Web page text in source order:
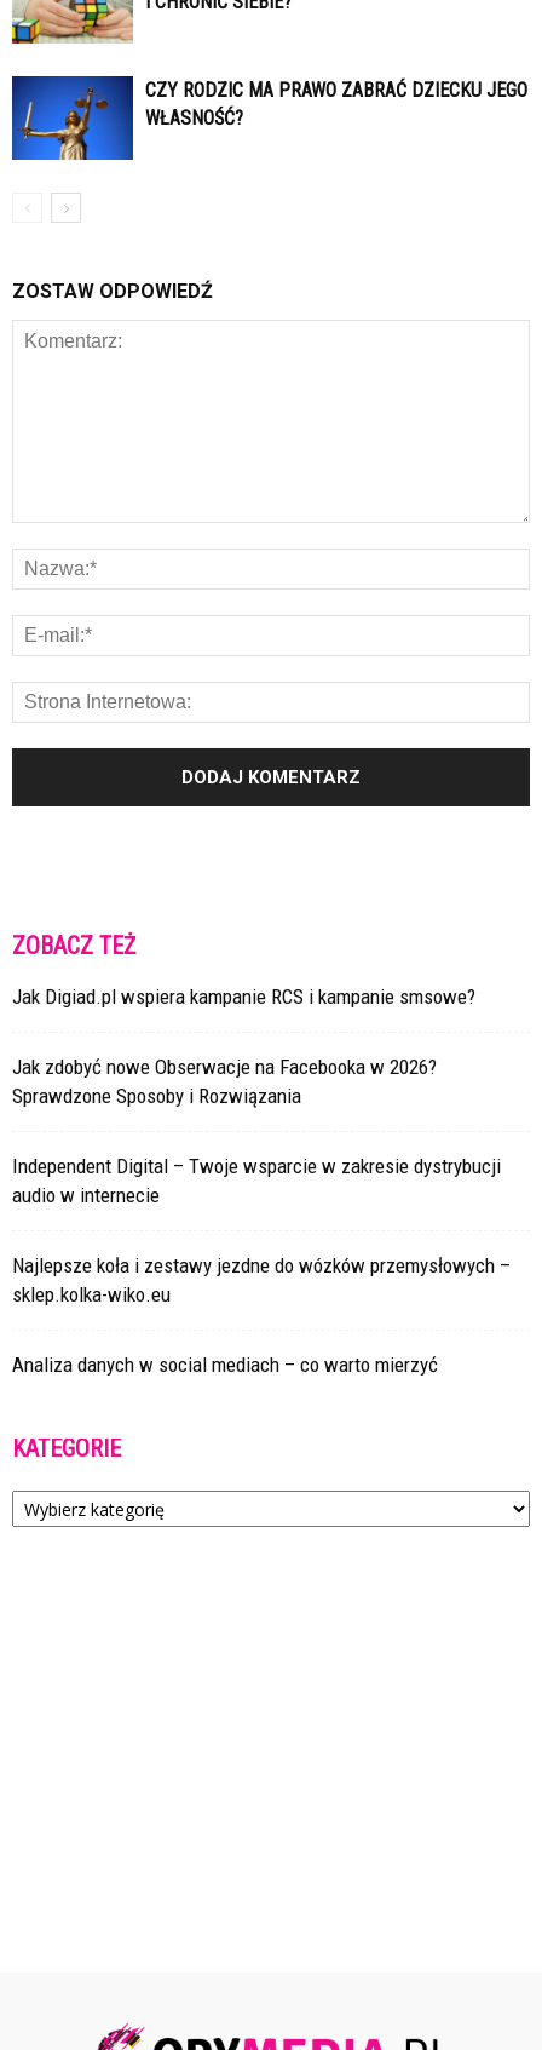
CZY RODZIC MA PRAWO ZABRAĆ DZIECKU JEGO
WŁASNOŚĆ?
ZOSTAW ODPOWIEDŹ
ZOBACZ TEŻ
Jak Digiad.pl wspiera kampanie RCS i kampanie smsowe?
Jak zdobyć nowe Obserwacje na Facebooka w 2026?
Sprawdzone Sposoby i Rozwiązania
Independent Digital – Twoje wsparcie w zakresie dystrybucji
audio w internecie
Najlepsze koła i zestawy jezdne do wózków przemysłowych –
sklep.kolka-wiko.eu
Analiza danych w social mediach – co warto mierzyć
KATEGORIE
Kategorie